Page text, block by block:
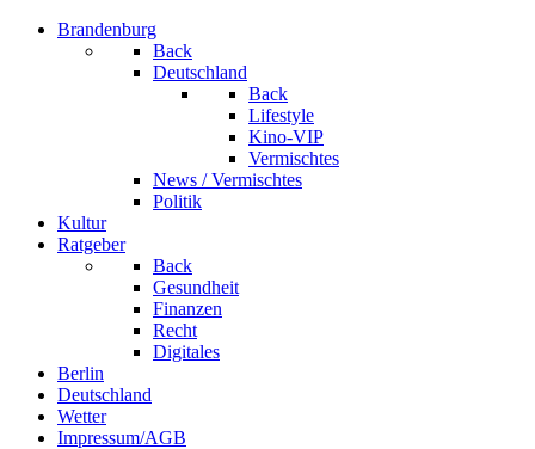
Brandenburg
Back
Deutschland
Back
Lifestyle
Kino-VIP
Vermischtes
News / Vermischtes
Politik
Kultur
Ratgeber
Back
Gesundheit
Finanzen
Recht
Digitales
Berlin
Deutschland
Wetter
Impressum/AGB